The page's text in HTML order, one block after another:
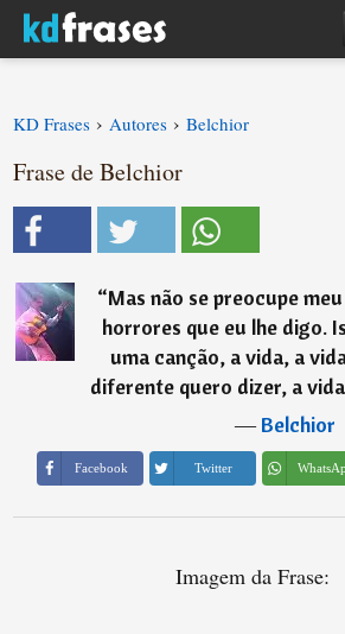
KD Frases › Autores › Belchior
Frase de Belchior
“Mas não se preocupe
horrores que eu lhe digo.
uma canção, a vida, a
diferente quero dizer, a
―Belchior
Facebook Twitter
Imagem da Frase: